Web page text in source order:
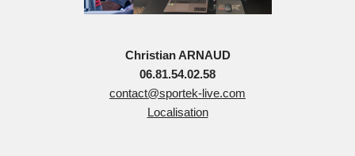
Christian ARNAUD
06.81.54.02.58
contact@sportek-live.com
Localisation